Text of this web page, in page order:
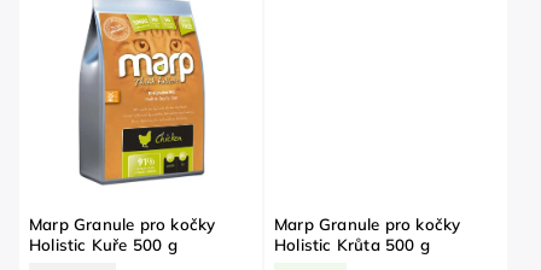
Marp Granule pro kočky
Holistic Kuře 500 g
Marp Granule pro kočky
Holistic Krůta 500 g